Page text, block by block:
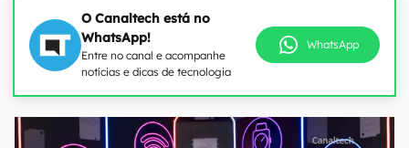
O Canaltech está no
WhatsApp!
Entre no canal e acompanhe
notícias e dicas de tecnologia
WhatsApp